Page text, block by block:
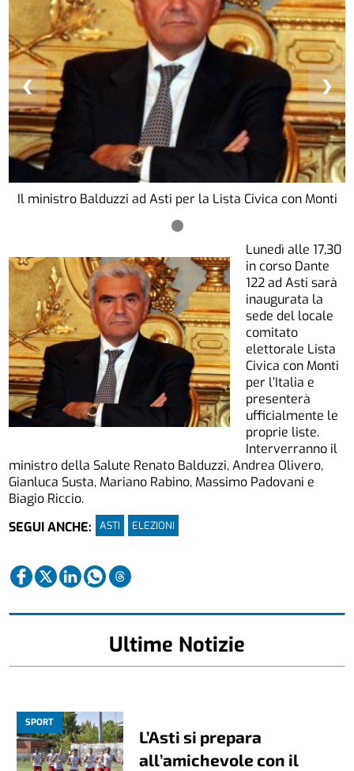
Il ministro Balduzzi ad Asti per la Lista Civica con Monti
❮ ❯
Lunedì alle 17,30
in corso Dante
122 ad Asti sarà
inaugurata la
sede del locale
comitato
elettorale Lista
Civica con Monti
per l’Italia e
presenterà
ufficialmente le
proprie liste.
Interverranno il
ministro della Salute Renato Balduzzi, Andrea Olivero,
Gianluca Susta, Mariano Rabino, Massimo Padovani e
Biagio Riccio.
SEGUI ANCHE:
ASTI ELEZIONI
Ultime Notizie
SPORT
L’Asti si prepara
all’amichevole con il